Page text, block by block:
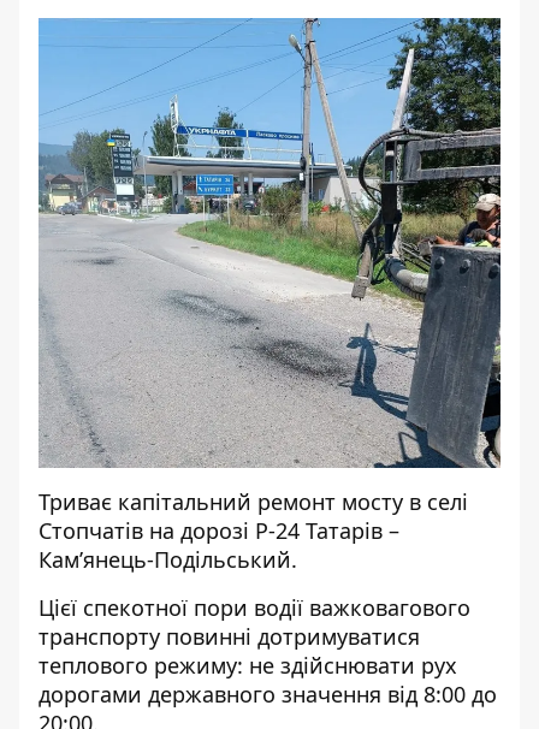
Триває капітальний ремонт мосту в селі
Стопчатів на дорозі Р-24 Татарів –
Кам’янець-Подільський.
Цієї спекотної пори водії важковагового
транспорту повинні дотримуватися
теплового режиму: не здійснювати рух
дорогами державного значення від 8:00 до
20:00.